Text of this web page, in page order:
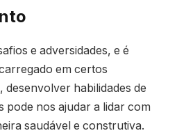
e adversidades, e é
em certos
habilidades de
pode nos ajudar a lidar com
saudável e construtiva.